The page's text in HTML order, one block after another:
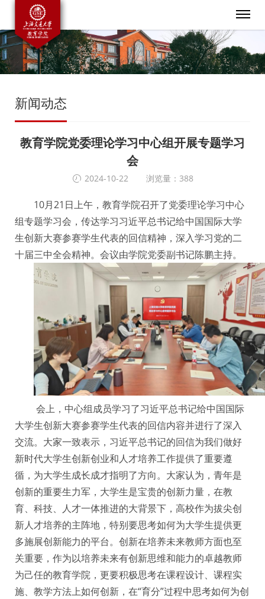
新闻动态
教育学院党委理论学习中心组开展专题学习
会
2024-10-22 浏览量：388
10月21日上午，教育学院召开了党委理论学习中心
组专题学习会，传达学习习近平总书记给中国国际大学
生创新大赛参赛学生代表的回信精神，深入学习党的二
十届三中全会精神。会议由学院党委副书记陈鹏主持。
会上，中心组成员学习了习近平总书记给中国国际
大学生创新大赛参赛学生代表的回信内容并进行了深入
交流。大家一致表示，习近平总书记的回信为我们做好
新时代大学生创新创业和人才培养工作提供了重要遵
循，为大学生成长成才指明了方向。大家认为，青年是
创新的重要生力军，大学生是宝贵的创新力量，在教
育、科技、人才一体推进的大背景下，高校作为拔尖创
新人才培养的主阵地，特别要思考如何为大学生提供更
多施展创新能力的平台。创新在培养未来教师方面也至
关重要，作为以培养未来有创新思维和能力的卓越教师
为己任的教育学院，更要积极思考在课程设计、课程实
施、教学方法上如何创新，在“育分”过程中思考如何为创